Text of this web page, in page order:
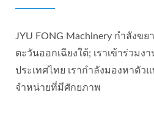
JYU FONG Machinery กำลังข
ตะวันออกเฉียงใต้; เราเข้าร่วมง
ประเทศไทย เรากำลังมองหาตั
จำหน่ายที่มีศักยภาพ